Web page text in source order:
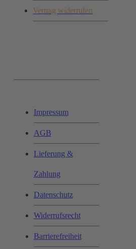
Vertrag widerrufen
Impressum
AGB
Lieferung &
Zahlung
Datenschutz
Widerrufsrecht
Barrierefreiheit